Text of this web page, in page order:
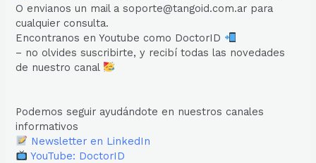
O envianos un mail a soporte@tangoid.com.ar para
cualquier consulta.
Encontranos en Youtube como DoctorID
– no olvides suscribirte, y recibí todas las novedades
de nuestro canal
Podemos seguir ayudándote en nuestros canales
informativos
Newsletter en LinkedIn
YouTube: DoctorID